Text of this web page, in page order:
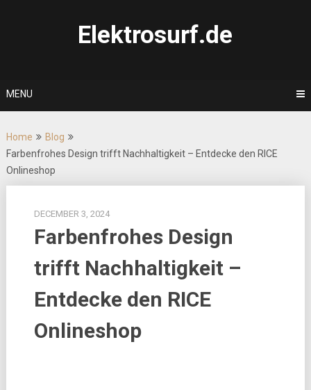
Elektrosurf.de
MENU
Home
Blog
Farbenfrohes Design trifft Nachhaltigkeit – Entdecke den RICE
Onlineshop
DECEMBER 3, 2024
Farbenfrohes Design
trifft Nachhaltigkeit –
Entdecke den RICE
Onlineshop